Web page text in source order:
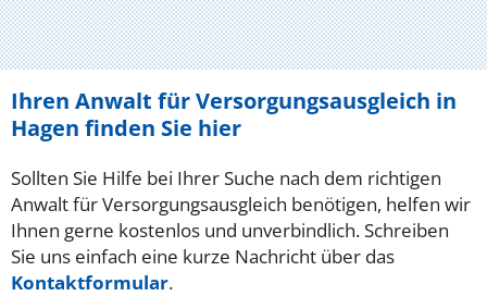
Ihren Anwalt für Versorgungsausgleich in
Hagen finden Sie hier
Sollten Sie Hilfe bei Ihrer Suche nach dem richtigen
Anwalt für Versorgungsausgleich benötigen, helfen wir
Ihnen gerne kostenlos und unverbindlich. Schreiben
Sie uns einfach eine kurze Nachricht über das
Kontaktformular.